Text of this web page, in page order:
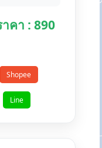
คา : 890
Shopee
Line